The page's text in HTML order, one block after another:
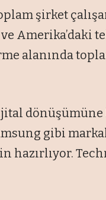
şirket
Amerika’daki
alanında
dönüşümüne
gibi